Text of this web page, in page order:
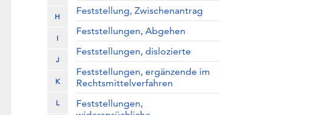
H
I
J
K
L
Feststellung, Zwischenantrag
Feststellungen, Abgehen
Feststellungen, dislozierte
Feststellungen, ergänzende im
Rechtsmittelverfahren
Feststellungen,